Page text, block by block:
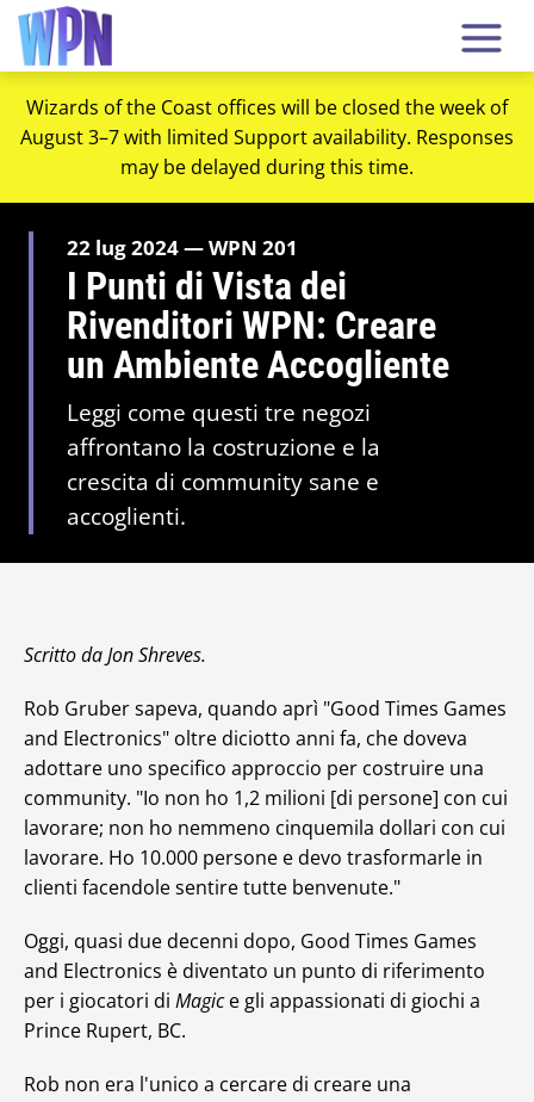
Wizards of the Coast offices will be closed the week of
August 3–7 with limited Support availability. Responses
may be delayed during this time.
22 lug 2024 — WPN 201
I Punti di Vista dei
Rivenditori WPN: Creare
un Ambiente Accogliente
Leggi come questi tre negozi
affrontano la costruzione e la
crescita di community sane e
accoglienti.
Scritto da Jon Shreves.
Rob Gruber sapeva, quando aprì "Good Times Games
and Electronics" oltre diciotto anni fa, che doveva
adottare uno specifico approccio per costruire una
community. "Io non ho 1,2 milioni [di persone] con cui
lavorare; non ho nemmeno cinquemila dollari con cui
lavorare. Ho 10.000 persone e devo trasformarle in
clienti facendole sentire tutte benvenute."
Oggi, quasi due decenni dopo, Good Times Games
and Electronics è diventato un punto di riferimento
per i giocatori di Magice gli appassionati di giochi a
Prince Rupert, BC.
Rob non era l'unico a cercare di creare una